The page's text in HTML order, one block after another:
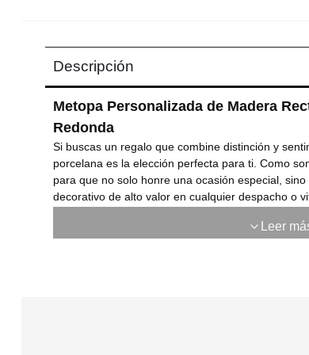
Descripción
Metopa Personalizada de Madera
Redonda
Si buscas un regalo que combine distinción y
porcelana es la elección perfecta para ti. Como
para que no solo honre una ocasión especial,
decorativo de alto valor en cualquier despacho o
¿Por qué elegir esta metopa para tus
Tu mensaje con alma:Tienes la
Leer